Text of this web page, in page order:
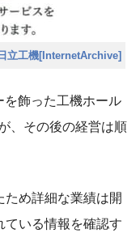
立工機[InternetArchive]
を飾った工機ホール
、その後の経営は順
ため詳細な業績は開
ている情報を確認す